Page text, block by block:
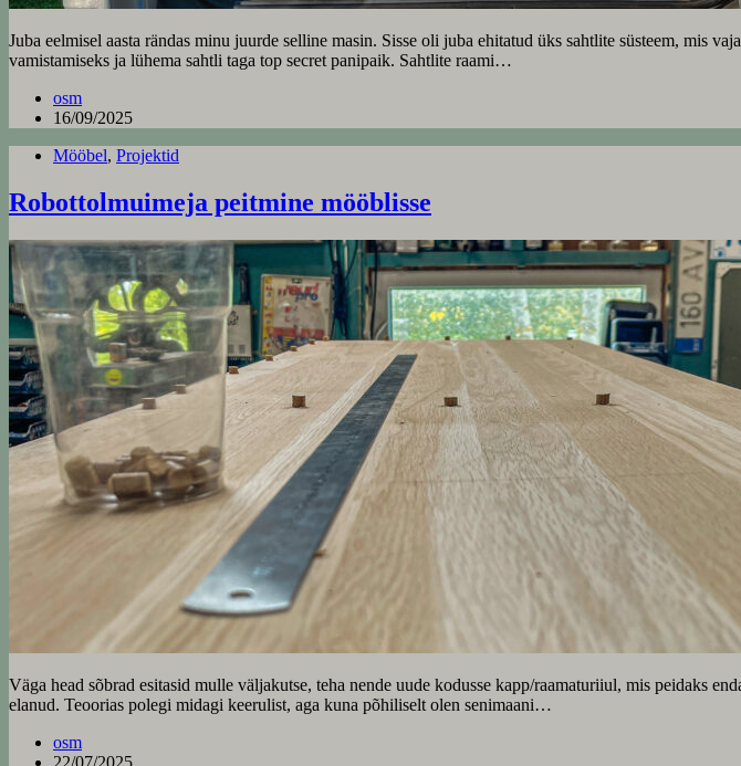
Juba eelmisel aasta rändas minu juurde selline masin. Sisse oli juba ehitatud üks sahtlite süsteem, mis
vamistamiseks ja lühema sahtli taga top secret panipaik. Sahtlite raami…
osm
16/09/2025
Mööbel, Projektid
Robottolmuimeja peitmine mööblisse
Väga head sõbrad esitasid mulle väljakutse, teha nende uude kodusse kapp/raamaturiiul, mis peidaks
elanud. Teoorias polegi midagi keerulist, aga kuna põhiliselt olen senimaani…
osm
22/07/2025